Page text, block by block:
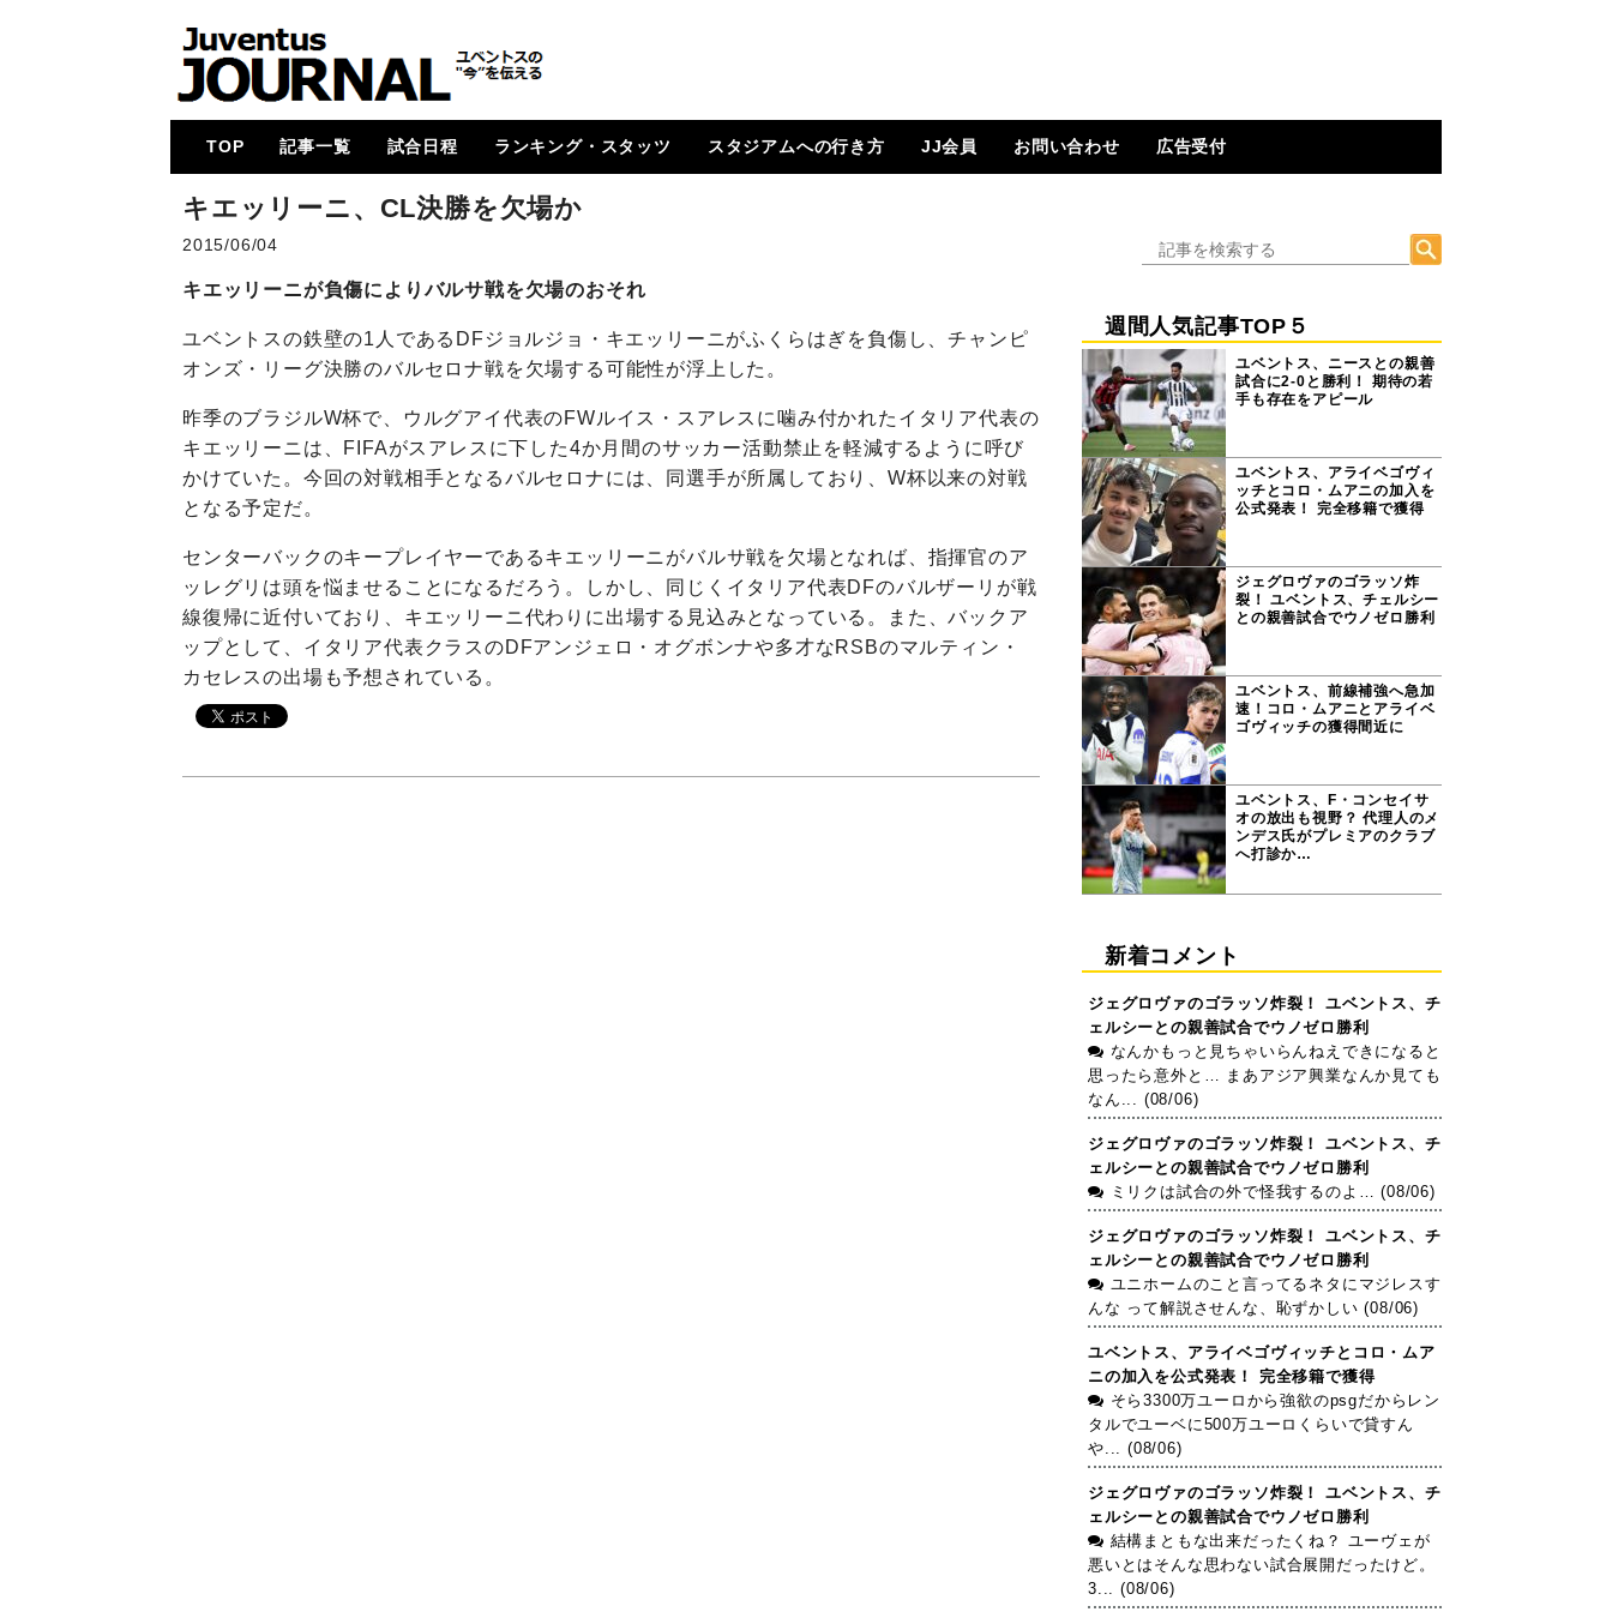
TOP 記事一覧
メイン
コラム
特集
メルカート
動画
試合レビュー
招集メンバー
UCL
U23・下部組織・
Women
カルチョ全般
試合日程
2017-18
2018-19
2019-20
2020-21
2021-22
2022-23
2023-24
2024-25
ランキング・スタッツ
各国順位表
次節 日程一覧
ゴールランキング
スタジアムへの行き方 JJ会員 お問い合わせ 広告受付
キエッリーニ、CL決勝を欠場か
2015/06/04
キエッリーニが負傷によりバルサ戦を欠場のおそれ
ユベントスの鉄壁の1人であるDFジョルジョ・キエッリーニがふくらはぎを負傷し、チャンピ
オンズ・リーグ決勝のバルセロナ戦を欠場する可能性が浮上した。
昨季のブラジルW杯で、ウルグアイ代表のFWルイス・スアレスに噛み付かれたイタリア代表の
キエッリーニは、FIFAがスアレスに下した4か月間のサッカー活動禁止を軽減するように呼び
かけていた。今回の対戦相手となるバルセロナには、同選手が所属しており、W杯以来の対戦
となる予定だ。
センターバックのキープレイヤーであるキエッリーニがバルサ戦を欠場となれば、指揮官のア
ッレグリは頭を悩ませることになるだろう。しかし、同じくイタリア代表DFのバルザーリが戦
線復帰に近付いており、キエッリーニ代わりに出場する見込みとなっている。また、バックア
ップとして、イタリア代表クラスのDFアンジェロ・オグボンナや多才なRSBのマルティン・
カセレスの出場も予想されている。
週間人気記事TOP５
ユベントス、ニースとの親善
試合に2-0と勝利！ 期待の若
手も存在をアピール
ユベントス、アライベゴヴィ
ッチとコロ・ムアニの加入を
公式発表！ 完全移籍で獲得
ジェグロヴァのゴラッソ炸
裂！ ユベントス、チェルシー
との親善試合でウノゼロ勝利
ユベントス、前線補強へ急加
速！コロ・ムアニとアライベ
ゴヴィッチの獲得間近に
ユベントス、F・コンセイサ
オの放出も視野？ 代理人のメ
ンデス氏がプレミアのクラブ
へ打診か…
新着コメント
ジェグロヴァのゴラッソ炸裂！ ユベントス、チ
ェルシーとの親善試合でウノゼロ勝利
なんかもっと見ちゃいらんねえできになると
思ったら意外と… まあアジア興業なんか見ても
なん... (08/06)
ジェグロヴァのゴラッソ炸裂！ ユベントス、チ
ェルシーとの親善試合でウノゼロ勝利
ミリクは試合の外で怪我するのよ… (08/06)
ジェグロヴァのゴラッソ炸裂！ ユベントス、チ
ェルシーとの親善試合でウノゼロ勝利
ユニホームのこと言ってるネタにマジレスす
んな って解説させんな、恥ずかしい (08/06)
ユベントス、アライベゴヴィッチとコロ・ムア
ニの加入を公式発表！ 完全移籍で獲得
そら3300万ユーロから強欲のpsgだからレン
タルでユーベに500万ユーロくらいで貸すん
や... (08/06)
ジェグロヴァのゴラッソ炸裂！ ユベントス、チ
ェルシーとの親善試合でウノゼロ勝利
結構まともな出来だったくね？ ユーヴェが
悪いとはそんな思わない試合展開だったけど。
3... (08/06)